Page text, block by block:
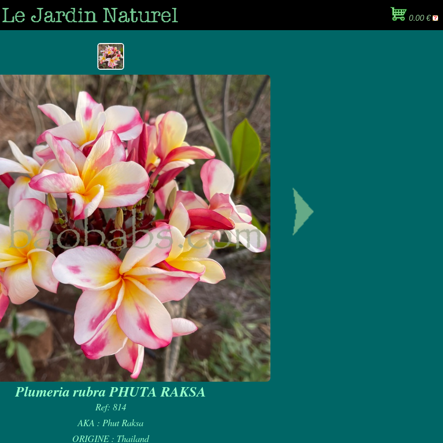
0.00 €
Plumeria rubra PHUTA RAKSA
Ref: 814
AKA : Phut Raksa
ORIGINE : Thailand